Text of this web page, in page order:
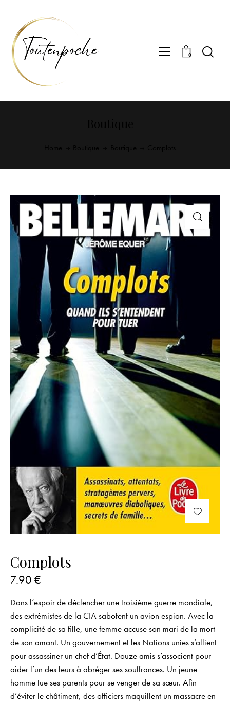
0
Complots
7.90 €
Dans l’espoir de déclencher une troisième guerre mondiale,
des extrémistes de la CIA sabotent un avion espion. Avec la
complicité de sa fille, une femme accuse son mari de la mort
de son amant. Un gouvernement et les Nations unies s’allient
pour assassiner un chef d’État. Douze amis s’associent pour
aider l’un des leurs à abréger ses souffrances. Un jeune
homme tue ses parents pour se venger de sa sœur. Afin
d’éviter le châtiment, des officiers maquillent un massacre en